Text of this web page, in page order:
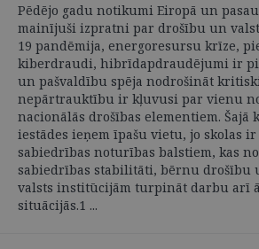
Pēdējo gadu notikumi Eiropā un
mainījuši izpratni par drošību un
19 pandēmija, energoresursu krīze,
kiberdraudi, hibrīdapdraudējumi ir
un pašvaldību spēja nodrošināt
nepārtrauktību ir kļuvusi par vienu
nacionālās drošības elementiem. Šajā
iestādes ieņem īpašu vietu, jo skolas
sabiedrības noturības balstiem, kas
sabiedrības stabilitāti, bērnu drošību
valsts institūcijām turpināt darbu arī
situācijās.1 ...